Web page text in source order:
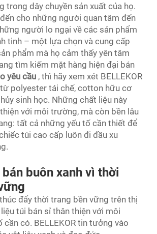
trong dây chuyền sản xuất của họ.
cho những người quan tâm đến
người lo ngại về các sản phẩm
tinh – một lựa chọn và cung cấp
phẩm mà họ cảm thấy yên tâm
tìm kiếm mặt hàng hiện đại bán
yêu cầu , thì hãy xem xét BELLEKOR
polyester tái chế, cotton hữu cơ
sinh học. Những chất liệu này
với môi trường, mà còn bền lâu
tất cả những yếu tố cần thiết để
túi cao cấp luôn đi đầu xu
buôn xanh vì thời
đẩy thời trang bền vững trên thị
túi bán sỉ thân thiện với môi
có. BELLEKOR tin tưởng vào